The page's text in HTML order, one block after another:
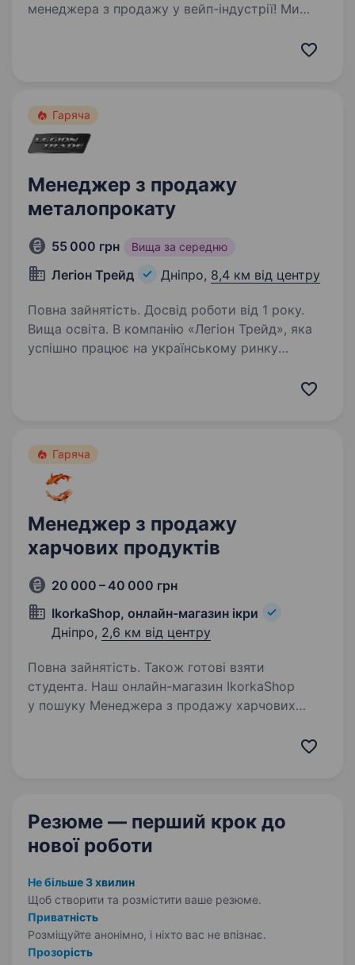
менеджера з продажу у вейп-індустрії! Ми
з людей. Саме тому ми шукаємо людину, яка
Що важливо:…
Гаряча
Менеджер з продажу
металопрокату
55 000 грн Вища за середню
Легіон Трейд Дніпро, 8,4 км від центру
Повна зайнятість. Досвід роботи від 1 року.
Вища освіта. В компанію «Легіон Трейд», яка
успішно працює на українському ринку
Гаряча
Менеджер з продажу
харчових продуктів
20 000 – 40 000 грн
IkorkaShop, онлайн-магазин ікри
Дніпро, 2,6 км від центру
Повна зайнятість. Також готові взяти
студента. Наш онлайн-магазин IkorkaShop
у пошуку Менеджера з продажу харчових
Локація: Дніпро, ТЦ «Вавілон» (Лівий берег —
Резюме — перший крок до
нової роботи
Не більше 3 хвилин
Щоб створити та розмістити ваше резюме.
Приватність
Розміщуйте анонімно, і ніхто вас не впізнає.
Прозорість